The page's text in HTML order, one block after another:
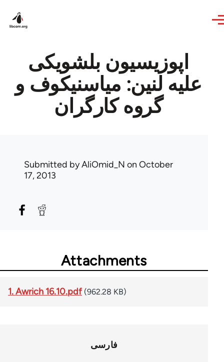
اپوزیسیون بلشویکی
علیه لنین: میاسنیکوف و
گروه کارگران
Submitted byAliOmid_N on October
17, 2013
Attachments
1. Awrich 16.10.pdf (962.28 KB)
فارسی